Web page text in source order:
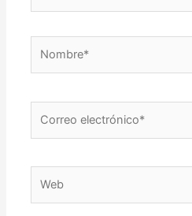
electrónico*